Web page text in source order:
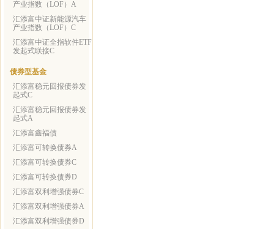
产业指数（LOF）A
汇添富中证新能源汽车
产业指数（LOF）C
汇添富中证全指软件ETF
发起式联接C
债券型基金
汇添富稳元回报债券发
起式C
汇添富稳元回报债券发
起式A
汇添富鑫福债
汇添富可转换债券A
汇添富可转换债券C
汇添富可转换债券D
汇添富双利增强债券C
汇添富双利增强债券A
汇添富双利增强债券D